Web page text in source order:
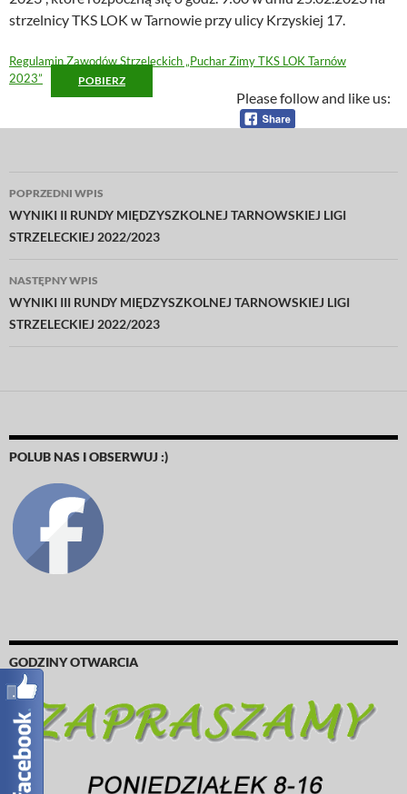
strzelnicy TKS LOK w Tarnowie przy ulicy Krzyskiej 17.
Regulamin Zawodów Strzeleckich „Puchar Zimy TKS LOK Tarnów
2023”
POBIERZ
Please follow and like us:
Nawigacja
wpisu
POPRZEDNI WPIS
WYNIKI II RUNDY MIĘDZYSZKOLNEJ TARNOWSKIEJ LIGI
STRZELECKIEJ 2022/2023
NASTĘPNY WPIS
WYNIKI III RUNDY MIĘDZYSZKOLNEJ TARNOWSKIEJ LIGI
STRZELECKIEJ 2022/2023
POLUB NAS I OBSERWUJ :)
GODZINY OTWARCIA